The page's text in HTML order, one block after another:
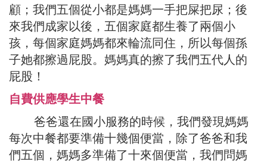
顧；我們五個從小都是媽媽一手把屎把尿；後
來我們成家以後，五個家庭都生養了兩個小
孩，每個家庭媽媽都來輪流同住，所以每個孫
子她都擦過屁股。媽媽真的擦了我們五代人的
屁股！
自費供應學生中餐
爸爸還在國小服務的時候，我們發現媽媽
每次中餐都要準備十幾個便當，除了爸爸和我
們五個，媽媽多準備了十來個便當，我們問媽